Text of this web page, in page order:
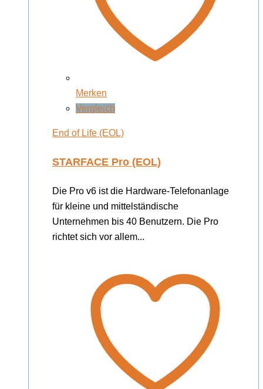
Merken
Vergleich
End of Life (EOL)
STARFACE Pro (EOL)
Die Pro v6 ist die Hardware-Telefonanlage
für kleine und mittelständische
Unternehmen bis 40 Benutzern. Die Pro
richtet sich vor allem...